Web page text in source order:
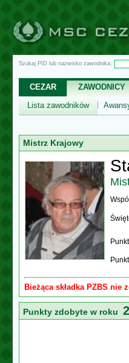
Szukaj PID lub nazwisko zawodnika:
CEZAR ZAWODNICY
Lista zawodników
Mistrz Krajowy
Bieżąca składka PZBS nie
Punkty zdobyte w roku